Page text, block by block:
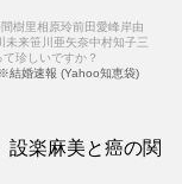
樹里相原玲前田愛峰岸由
未来笹川亜矢奈中村知子三
珍しいですか？
結婚速報 (Yahoo知恵袋)
設楽麻美と癌の関